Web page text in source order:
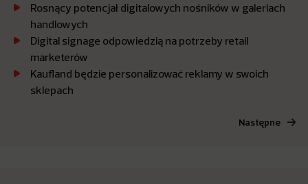
Rosnący potencjał digitalowych nośników w galeriach
handlowych
Digital signage odpowiedzią na potrzeby retail
marketerów
Kaufland będzie personalizować reklamy w swoich
sklepach
Następne